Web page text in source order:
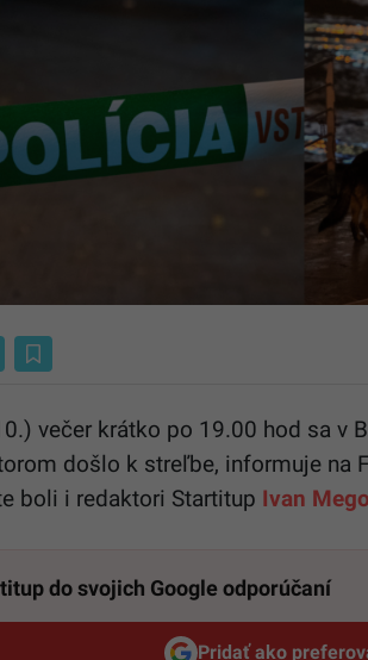
večer krátko po 19.00 hod sa v
došlo k streľbe, informuje na
boli i redaktori Startitup Ivan Mego
do svojich Google odporúčaní
Pridať ako